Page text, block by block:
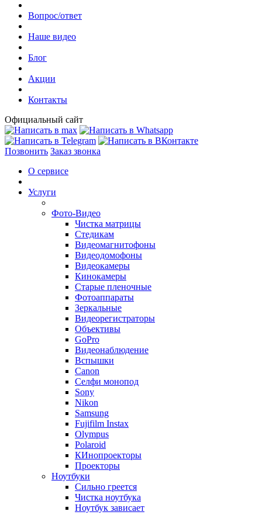
Вопрос/ответ
Наше видео
Блог
Акции
Контакты
Официальный сайт
Позвонить Заказ звонка
О сервисе
Услуги
Фото-Видео
Чистка матрицы
Стедикам
Видеомагнитофоны
Видеодомофоны
Видеокамеры
Кинокамеры
Старые пленочные
Фотоаппараты
Зеркальные
Видеорегистраторы
Объективы
GoPro
Видеонаблюдение
Вспышки
Canon
Селфи монопод
Sony
Nikon
Samsung
Fujifilm Instax
Olympus
Polaroid
КИнопроекторы
Проекторы
Ноутбуки
Сильно греется
Чистка ноутбука
Ноутбук зависает